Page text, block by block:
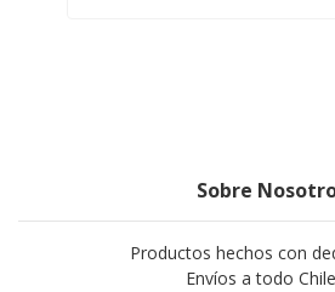
Sobre
Productos hechos con
Envíos a todo